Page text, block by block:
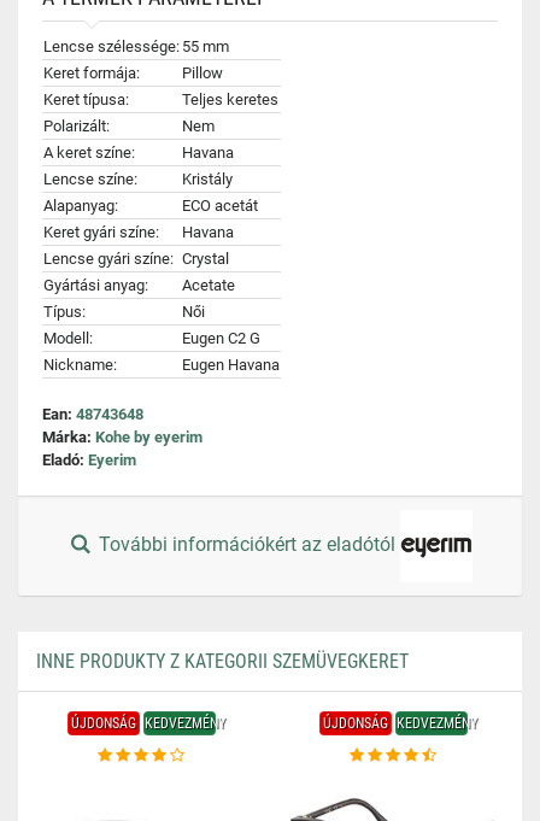
Lencse szélessége: 55 mm
Keret formája:
Pillow
Keret típusa:
Teljes keretes
Polarizált:
Nem
A keret színe:
Havana
Lencse színe:
Kristály
Alapanyag:
ECO acetát
Keret gyári színe:
Havana
Lencse gyári színe: Crystal
Gyártási anyag:
Acetate
Típus:
Női
Modell:
Eugen C2 G
Nickname:
Eugen Havana
Ean: 48743648
Márka: Kohe by eyerim
Eladó: Eyerim
További információkért az eladótól
INNE PRODUKTY Z KATEGORII SZEMÜVEGKERET
ÚJDONSÁG KEDVEZMÉNY ÚJDONSÁG KEDVEZMÉNY